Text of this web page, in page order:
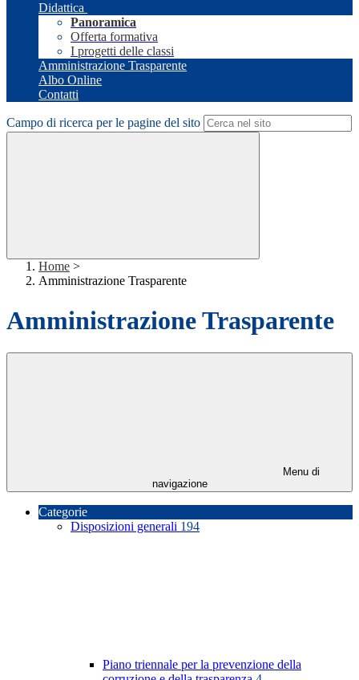
Didattica
Panoramica
Offerta formativa
I progetti delle classi
Amministrazione Trasparente
Albo Online
Contatti
Campo di ricerca per le pagine del sito
Home >
Amministrazione Trasparente
Amministrazione Trasparente
Menu di
navigazione
Categorie
Disposizioni generali 194
Piano triennale per la prevenzione della